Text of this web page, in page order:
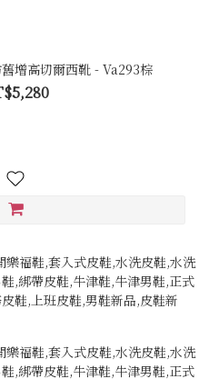
增高切爾西靴 - Va293棕